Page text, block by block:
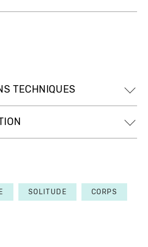
TECHNIQUES
SOLITUDE CORPS